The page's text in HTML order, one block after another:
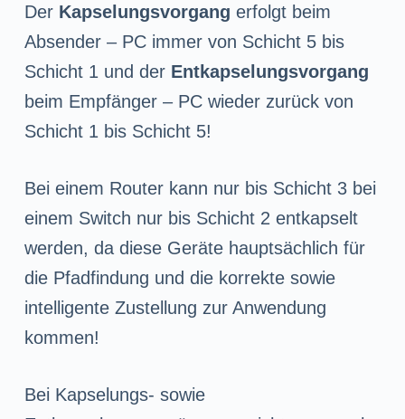
Der Kapselungsvorgang erfolgt beim
Absender – PC immer von Schicht 5 bis
Schicht 1 und der Entkapselungsvorgang
beim Empfänger – PC wieder zurück von
Schicht 1 bis Schicht 5!
Bei einem Router kann nur bis Schicht 3 bei
einem Switch nur bis Schicht 2 entkapselt
werden, da diese Geräte hauptsächlich für
die Pfadfindung und die korrekte sowie
intelligente Zustellung zur Anwendung
kommen!
Bei Kapselungs- sowie